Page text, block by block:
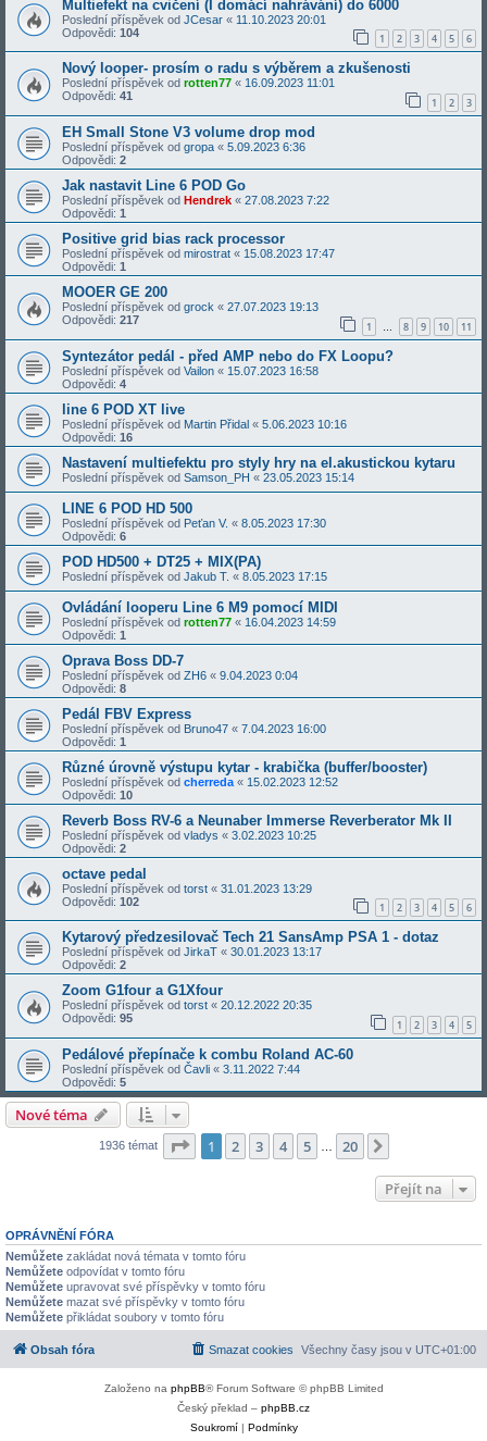
Multiefekt na cvičení (I domácí nahrávání) do 6000
Poslední příspěvek od JCesar « 11.10.2023 20:01
Odpovědi: 104 1 2 3 4 5 6
Nový looper- prosím o radu s výběrem a zkušenosti
Poslední příspěvek od rotten77 « 16.09.2023 11:01
Odpovědi: 41 1 2 3
EH Small Stone V3 volume drop mod
Poslední příspěvek od gropa « 5.09.2023 6:36
Odpovědi: 2
Jak nastavit Line 6 POD Go
Poslední příspěvek od Hendrek « 27.08.2023 7:22
Odpovědi: 1
Positive grid bias rack processor
Poslední příspěvek od mirostrat « 15.08.2023 17:47
Odpovědi: 1
MOOER GE 200
Poslední příspěvek od grock « 27.07.2023 19:13
Odpovědi: 217 1 … 8 9 10 11
Syntezátor pedál - před AMP nebo do FX Loopu?
Poslední příspěvek od Vailon « 15.07.2023 16:58
Odpovědi: 4
line 6 POD XT live
Poslední příspěvek od Martin Přidal « 5.06.2023 10:16
Odpovědi: 16
Nastavení multiefektu pro styly hry na el.akustickou kytaru
Poslední příspěvek od Samson_PH « 23.05.2023 15:14
LINE 6 POD HD 500
Poslední příspěvek od Peťan V. « 8.05.2023 17:30
Odpovědi: 6
POD HD500 + DT25 + MIX(PA)
Poslední příspěvek od Jakub T. « 8.05.2023 17:15
Ovládání looperu Line 6 M9 pomocí MIDI
Poslední příspěvek od rotten77 « 16.04.2023 14:59
Odpovědi: 1
Oprava Boss DD-7
Poslední příspěvek od ZH6 « 9.04.2023 0:04
Odpovědi: 8
Pedál FBV Express
Poslední příspěvek od Bruno47 « 7.04.2023 16:00
Odpovědi: 1
Různé úrovně výstupu kytar - krabička (buffer/booster)
Poslední příspěvek od cherreda « 15.02.2023 12:52
Odpovědi: 10
Reverb Boss RV-6 a Neunaber Immerse Reverberator Mk II
Poslední příspěvek od vladys « 3.02.2023 10:25
Odpovědi: 2
octave pedal
Poslední příspěvek od torst « 31.01.2023 13:29
Odpovědi: 102 1 2 3 4 5 6
Kytarový předzesilovač Tech 21 SansAmp PSA 1 - dotaz
Poslední příspěvek od JirkaT « 30.01.2023 13:17
Odpovědi: 2
Zoom G1four a G1Xfour
Poslední příspěvek od torst « 20.12.2022 20:35
Odpovědi: 95 1 2 3 4 5
Pedálové přepínače k combu Roland AC-60
Poslední příspěvek od Čavli « 3.11.2022 7:44
Odpovědi: 5
Nové téma
1936 témat Stránka z 20
1 2 3 4 5 20
Přejít na
OPRÁVNĚNÍ FÓRA
Nemůžete zakládat nová témata v tomto fóru
Nemůžete odpovídat v tomto fóru
Nemůžete upravovat své příspěvky v tomto fóru
Nemůžete mazat své příspěvky v tomto fóru
Nemůžete přikládat soubory v tomto fóru
Obsah fóra Všechny časy jsou v UTC+01:00
Smazat cookies
Založeno na phpBB® Forum Software © phpBB Limited
Český překlad – phpBB.cz
Soukromí
Podmínky